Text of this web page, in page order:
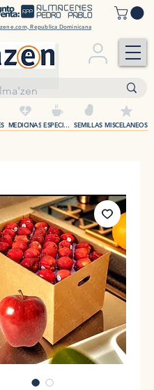
Republica Dominicana
+
MEDICINAS SEMILLAS
ESPECIAS MISCELANEOS